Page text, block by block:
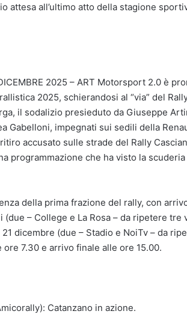
attesa all’ultimo atto della stagione
2025 – ART Motorsport 2.0 è
2025, schierandosi al “via” del
il sodalizio presieduto da Giuseppe
Gabelloni, impegnati sui sedili della
accusato sulle strade del Rally
programmazione che ha visto la
della prima frazione del rally, con
– College e La Rosa – da ripetere tre
dicembre (due – Stadio e NoiTv – da
7.30 e arrivo finale alle ore 15.00.
Catanzano in azione.